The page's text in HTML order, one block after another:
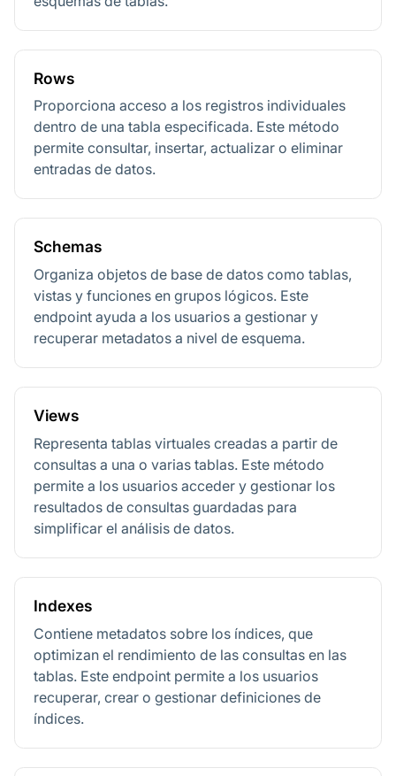
Rows
Proporciona acceso a los registros individuales
dentro de una tabla especificada. Este método
permite consultar, insertar, actualizar o eliminar
entradas de datos.
Schemas
Organiza objetos de base de datos como tablas,
vistas y funciones en grupos lógicos. Este
endpoint ayuda a los usuarios a gestionar y
recuperar metadatos a nivel de esquema.
Views
Representa tablas virtuales creadas a partir de
consultas a una o varias tablas. Este método
permite a los usuarios acceder y gestionar los
resultados de consultas guardadas para
simplificar el análisis de datos.
Indexes
Contiene metadatos sobre los índices, que
optimizan el rendimiento de las consultas en las
tablas. Este endpoint permite a los usuarios
recuperar, crear o gestionar definiciones de
índices.